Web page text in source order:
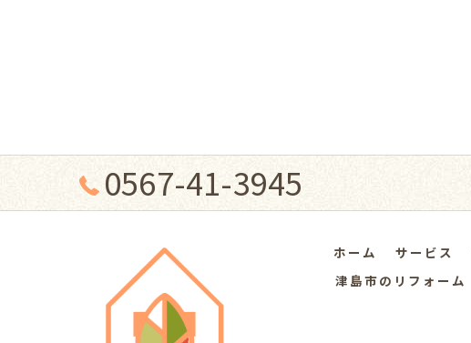
0567-41-3945
ホーム サービス
津島市のリフォーム